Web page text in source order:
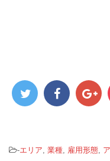
-エリア 業種 雇用形態